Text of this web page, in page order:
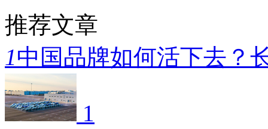
推荐文章
1中国品牌如何活下去？
1